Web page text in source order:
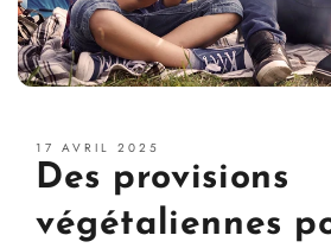
17 AVRIL 2025
Des provisions
végétaliennes